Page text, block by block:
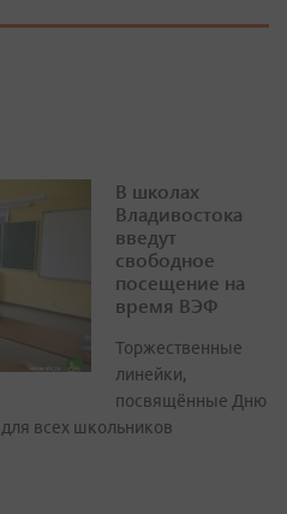
В школах
Владивостока
введут
свободное
посещение на
время ВЭФ
Торжественные
линейки,
посвящённые Дню
для всех школьников